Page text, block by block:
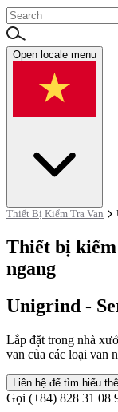
Open locale menu
Thiết Bị Kiểm Tra Van
Thiết bị
ngang
Unigrind -
Lắp đặt trong nhà
van của các loại van
Liên hệ để tìm hiểu
Gọi (+84) 828 31 08